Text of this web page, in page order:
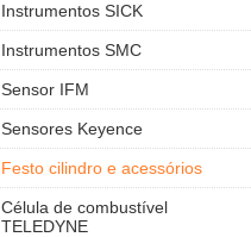
Instrumentos SICK
Instrumentos SMC
Sensor IFM
Sensores Keyence
Festo cilindro e acessórios
Célula de combustível
TELEDYNE